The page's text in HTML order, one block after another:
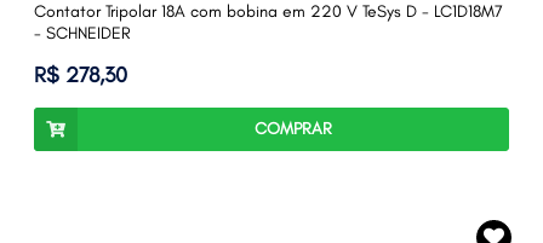
Contator Tripolar 18A com bobina em 220 V TeSys D - LC1D18M7
- SCHNEIDER
R$ 278,30
COMPRAR